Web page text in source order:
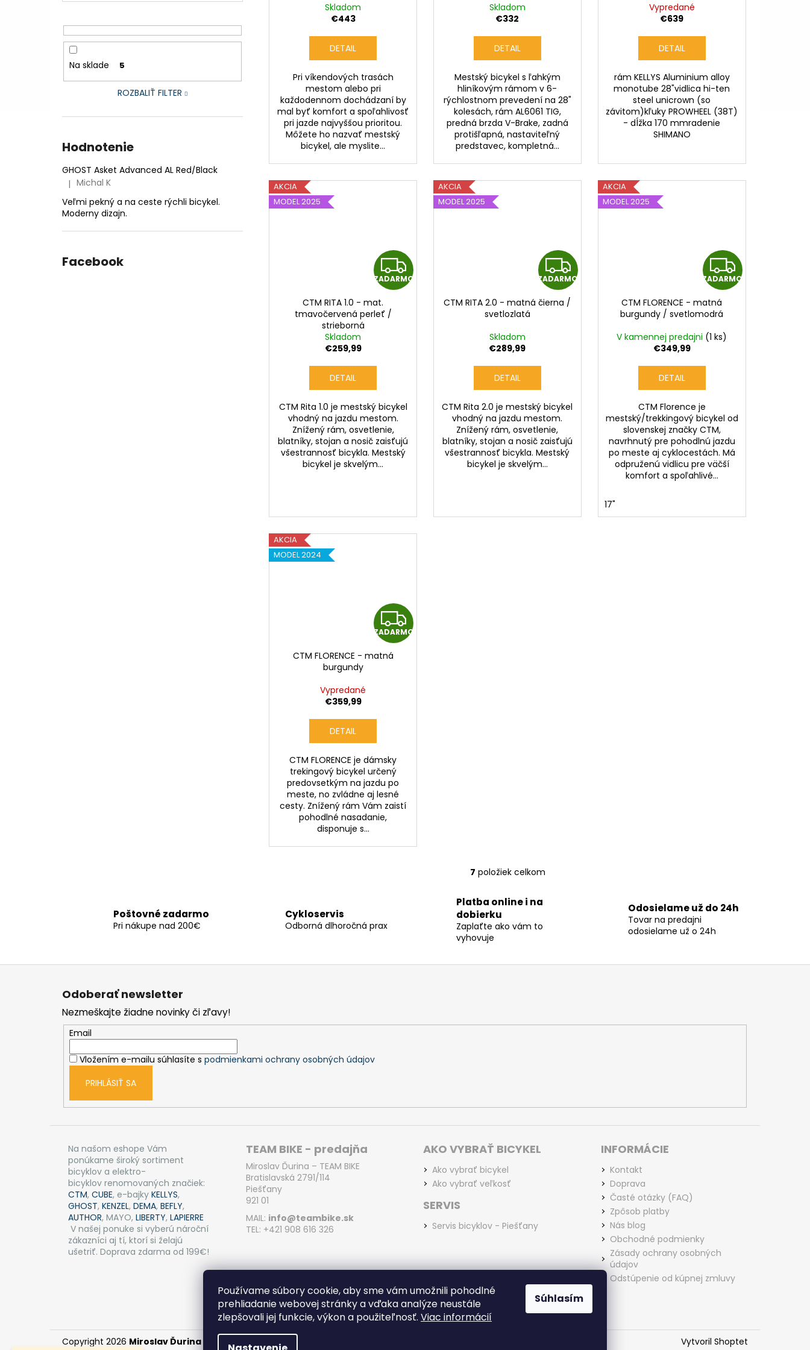
Používame súbory cookie, aby sme vám umožnili pohodlné
prehliadanie webovej stránky a vďaka analýze neustále
zlepšovali jej funkcie, výkon a použiteľnosť. Viac informácií
Súhlasím
Na sklade 5
ROZBALIŤ FILTER
Hodnotenie
GHOST Asket Advanced AL Red/Black
Hodnotenie produktu je 5 z 5 hviezdičiek.
| Michal K
Veľmi pekný a na ceste rýchli bicykel.
Moderny dizajn.
Facebook
Skladom
€443
DETAIL
Pri víkendových trasách
mestom alebo pri
každodennom dochádzaní by
mal byť komfort a spoľahlivosť
pri jazde najvyššou prioritou.
Môžete ho nazvať mestský
bicykel, ale myslite...
Skladom
€332
DETAIL
Mestský bicykel s ľahkým
hliníkovým rámom v 6-
rýchlostnom prevedení na 28"
kolesách, rám AL6061 TIG,
predná brzda V-Brake, zadná
protišľapná, nastaviteľný
predstavec, kompletná...
Vypredané
€639
DETAIL
rám KELLYS Aluminium alloy
monotube 28"vidlica hi-ten
steel unicrown (so
závitom)kľuky PROWHEEL (38T)
- dĺžka 170 mmradenie
SHIMANO
AKCIA
MODEL 2025
Z
A
O
ZADARMO
CTM RITA 1.0 - mat.
tmavočervená perleť /
strieborná
Skladom
€259,99
DETAIL
CTM Rita 1.0 je mestský bicykel
vhodný na jazdu mestom.
Znížený rám, osvetlenie,
blatníky, stojan a nosič zaisťujú
všestrannosť bicykla. Mestský
bicykel je skvelým...
AKCIA
MODEL 2025
Z
A
O
ZADARMO
CTM RITA 2.0 - matná čierna /
svetlozlatá
Skladom
€289,99
DETAIL
CTM Rita 2.0 je mestský bicykel
vhodný na jazdu mestom.
Znížený rám, osvetlenie,
blatníky, stojan a nosič zaisťujú
všestrannosť bicykla. Mestský
bicykel je skvelým...
AKCIA
MODEL 2025
Z
A
O
ZADARMO
CTM FLORENCE - matná
burgundy / svetlomodrá
V kamennej predajni (1 ks)
€349,99
DETAIL
CTM Florence je
mestský/trekkingový bicykel od
slovenskej značky CTM,
navrhnutý pre pohodlnú jazdu
po meste aj cyklocestách. Má
odpruženú vidlicu pre väčší
komfort a spoľahlivé...
17"
AKCIA
MODEL 2024
Z
A
ZADARMO
CTM FLORENCE - matná
burgundy
Vypredané
€359,99
DETAIL
CTM FLORENCE je dámsky
trekingový bicykel určený
predovsetkým na jazdu po
meste, no zvládne aj lesné
cesty. Znížený rám Vám zaistí
pohodlné nasadanie,
disponuje s...
O
l
d
i
v
i
u
7 položiek celkom
Poštovné zadarmo
Pri nákupe nad 200€
Cykloservis
Odborná dlhoročná prax
Platba online i na
dobierku
Zaplaťte ako vám to
vyhovuje
Odosielame už do 24h
Tovar na predajni
odosielame už o 24h
Z
Odoberať newsletter
Nezmeškajte žiadne novinky či zľavy!
Email
Vložením e-mailu súhlasíte s podmienkami ochrany osobných údajov
PRIHLÁSIŤ SA
Na našom eshope Vám
ponúkame široký sortiment
bicyklov a elektro-
bicyklov renomovaných značiek:
CTM, CUBE, e-bajky KELLYS,
GHOST, KENZEL, DEMA, BEFLY,
AUTHOR, MAYO, LIBERTY, LAPIERRE
V našej ponuke si vyberú nároční
zákazníci aj tí, ktorí si želajú
ušetriť. Doprava zdarma od 199€!
TEAM BIKE - predajňa
Miroslav Ďurina – TEAM BIKE
Bratislavská 2791/114
Piešťany
921 01
MAIL: info@teambike.sk
TEL: +421 908 616 326
AKO VYBRAŤ BICYKEL
Ako vybrať bicykel
Ako vybrať veľkosť
SERVIS
Servis bicyklov - Piešťany
INFORMÁCIE
Kontakt
Doprava
Časté otázky (FAQ)
Zpôsob platby
Nás blog
Obchodné podmienky
Zásady ochrany osobných
údajov
Odstúpenie od kúpnej zmluvy
Vytvoril Shoptet
Copyright 2026 Miroslav Ďurina - TEAM BIKE Piešťany